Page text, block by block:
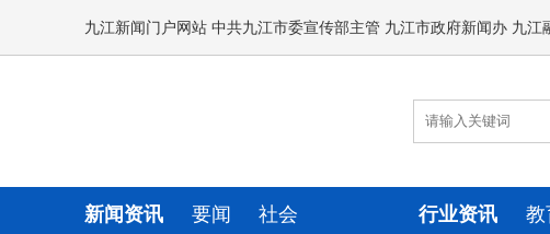
九江新闻门户网站 中共九江市委宣传部主管 九江市政府新闻办 九
新闻资讯 要闻 社会 行业资讯 教